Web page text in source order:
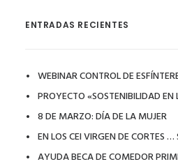
ENTRADAS RECIENTES
WEBINAR CONTROL DE
PROYECTO «SOSTENIBILIDAD
8 DE MARZO: DÍA DE LA MUJER
EN LOS CEI VIRGEN DE CORTES …
AYUDA BECA DE COMEDOR